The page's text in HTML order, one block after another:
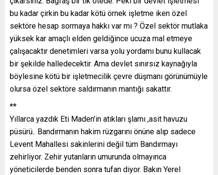
bu kadar çirkin bu kadar kötü örnek işletme iken özel
sektöre hesap sormaya hakkı var mı ? Özel sektör mutlaka
yüksek kar amaçlı elden geldiğince ucuza mal etmeye
çalışacaktır denetimleri varsa yolu yordamı bunu kullacak
bir şekilde halledecektir. Ama devlet sınırsız kaynağıyla
böylesine kötü bir işletmecilik çevre düşmanı görünümüyle
olursa özel sektöre saldırmanın mantığı sakattır.
**
Yıllarca yazdık Eti Maden’in atıkları şlamı ,asit havuzu
püsürü.. Bandırmanın hakim rüzgarını önüne alıp sadece
Levent Mahallesi sakinlerini değil tüm Bandırmayı
zehirliyor. Zehir yutanların umurunda olmayınca
yöneticilerde benden sonra tufan diyor. Bakın Yerel